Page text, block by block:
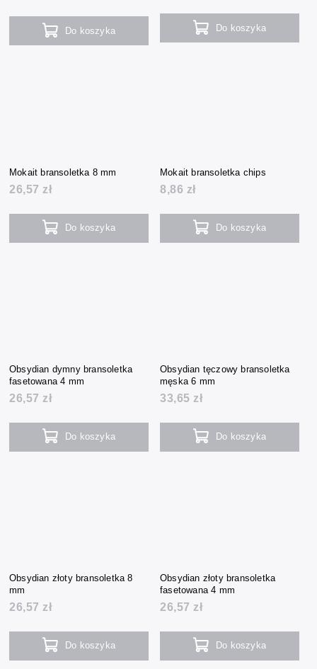
Do koszyka Do koszyka
Mokait bransoletka 8 mm
26,57 zł
Do koszyka
Mokait bransoletka chips
8,86 zł
Do koszyka
Obsydian dymny bransoletka
fasetowana 4 mm
26,57 zł
Do koszyka
Obsydian tęczowy bransoletka
męska 6 mm
33,65 zł
Do koszyka
Obsydian złoty bransoletka 8
mm
26,57 zł
Do koszyka
Obsydian złoty bransoletka
fasetowana 4 mm
26,57 zł
Do koszyka